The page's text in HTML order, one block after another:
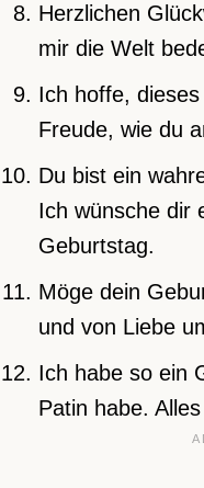
Herzlichen
mir die Welt
Ich hoffe,
Freude, wie du
Du bist ein
Ich wünsche dir
Geburtstag.
Möge dein
und von Liebe
Ich habe so ein
Patin habe.